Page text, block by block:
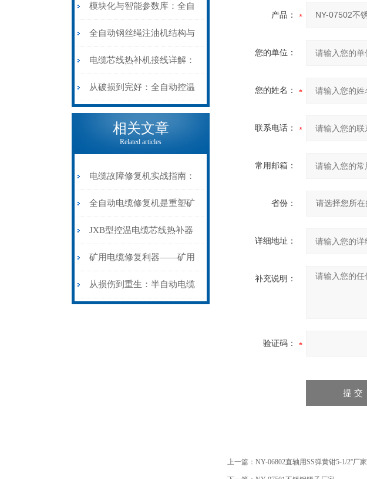
分指南：从“绝缘电
阻”到“波形特征”的精准诊
断逻辑
模块化与智能参数库：全自
动电缆修复机的快速换型逻
辑
全自动钢丝绳注油机结构与
工作原理：揭秘高效润滑的
机械密码
电缆芯线热补机接线详解：
从入门到精通
从破损到完好：全自动控温
电缆热补机的核心价值
相关文章
Related articles
电缆故障修复机实战指南：
从“盲测”到“精确定点”的三
步作业法
全自动电缆修复机是重塑矿
山电力动脉的“智能外科医
生”
JXB型控温电缆芯线热补器
安装与接线：精准修复的工
艺基石
矿用电缆修复利器——矿用
电缆热补机智能控温，安全
从损伤到重生：半自动电缆
产品：
您的单位：
您的姓名：
联系电话：
常用邮箱：
省份：
详细地址：
补充说明：
验证码：
上一篇： NY-06802直轴用SS弹黄钳5-1/2''厂家